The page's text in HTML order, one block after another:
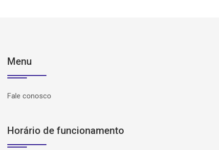
Menu
Fale conosco
Horário de funcionamento